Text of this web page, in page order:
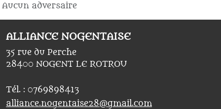
Aucun adversaire
ALLIANCE NOGENTAISE
35 rue du Perche
28400 NOGENT LE ROTROU
Tél. : 0769898413
alliance.nogentaise28@gmail.com